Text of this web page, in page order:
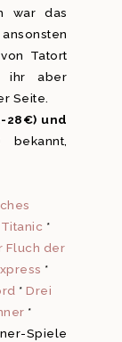
war das
Tatort
ihr aber
Seite.
28€) und
bekannt,
*
Fluch der
*
* Drei
*
Spiele